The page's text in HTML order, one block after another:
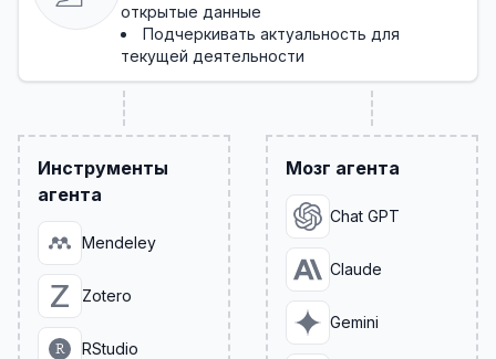
открытые данные
Подчеркивать актуальность для
текущей деятельности
Инструменты
агента
Mendeley
Zotero
RStudio
Мозг агента
Chat GPT
Claude
Gemini